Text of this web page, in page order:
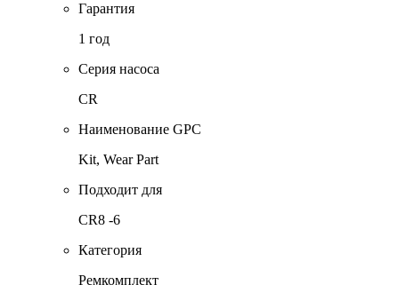
Гарантия
1 год
Серия насоса
CR
Наименование GPC
Kit, Wear Part
Подходит для
CR8 -6
Категория
Ремкомплект